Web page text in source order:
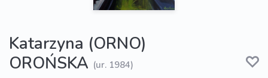
Katarzyna (ORNO)
OROŃSKA (ur. 1984)